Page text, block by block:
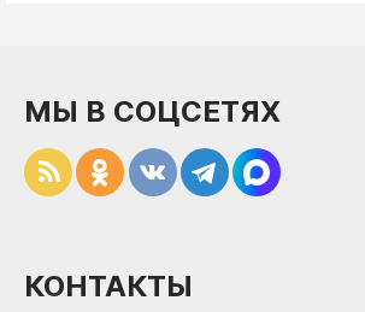
МЫ В СОЦСЕТЯХ
КОНТАКТЫ